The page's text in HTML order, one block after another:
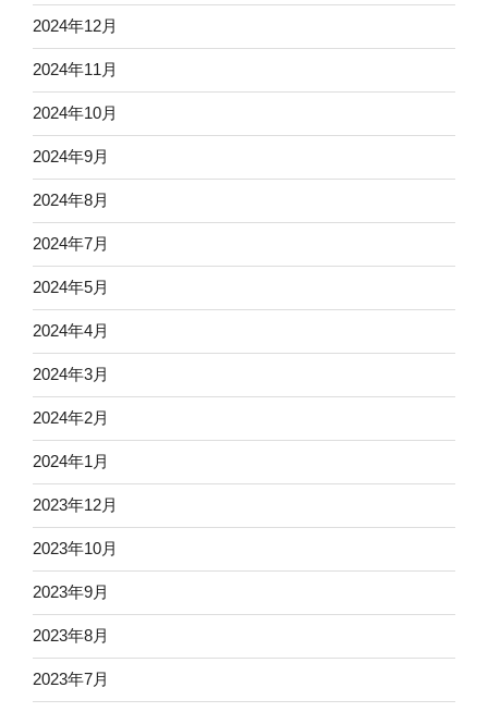
2024年12月
2024年11月
2024年10月
2024年9月
2024年8月
2024年7月
2024年5月
2024年4月
2024年3月
2024年2月
2024年1月
2023年12月
2023年10月
2023年9月
2023年8月
2023年7月